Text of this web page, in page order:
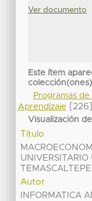
Ver documento
Este ítem
colección(ones)
Programas
Aprendizaje
[226]
Visualización
Título
UNIVERSITARIO
Autor
INFORMATICA